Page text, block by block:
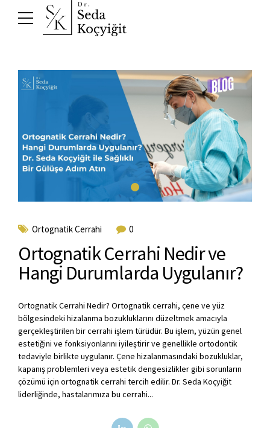
Ortognatik Cerrahi 0
Ortognatik Cerrahi Nedir ve
Hangi Durumlarda Uygulanır?
Ortognatik Cerrahi Nedir? Ortognatik cerrahi, çene ve yüz
bölgesindeki hizalanma bozukluklarını düzeltmek amacıyla
gerçekleştirilen bir cerrahi işlem türüdür. Bu işlem, yüzün genel
estetiğini ve fonksiyonlarını iyileştirir ve genellikle ortodontik
tedaviyle birlikte uygulanır. Çene hizalanmasındaki bozukluklar,
kapanış problemleri veya estetik dengesizlikler gibi sorunların
çözümü için ortognatik cerrahi tercih edilir. Dr. Seda Koçyiğit
liderliğinde, hastalarımıza bu cerrahi...